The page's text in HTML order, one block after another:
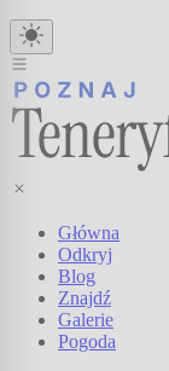
Główna
Odkryj
Blog
Znajdź
Galerie
Pogoda